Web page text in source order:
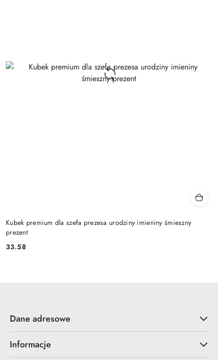
Kubek premium dla szefa prezesa urodziny imieniny śmieszny
prezent
Cena:
33.58
Dane adresowe
Informacje